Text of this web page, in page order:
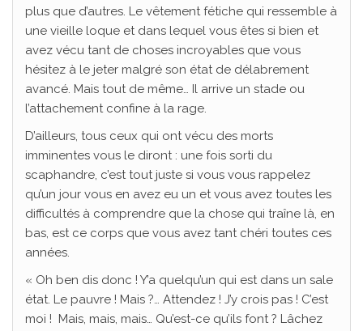
plus que d’autres. Le vêtement fétiche qui ressemble à
une vieille loque et dans lequel vous êtes si bien et
avez vécu tant de choses incroyables que vous
hésitez à le jeter malgré son état de délabrement
avancé. Mais tout de même… Il arrive un stade ou
l’attachement confine à la rage.
D’ailleurs, tous ceux qui ont vécu des morts
imminentes vous le diront : une fois sorti du
scaphandre, c’est tout juste si vous vous rappelez
qu’un jour vous en avez eu un et vous avez toutes les
difficultés à comprendre que la chose qui traîne là, en
bas, est ce corps que vous avez tant chéri toutes ces
années.
« Oh ben dis donc ! Y’a quelqu’un qui est dans un sale
état. Le pauvre ! Mais ?… Attendez ! J’y crois pas ! C’est
moi ! Mais, mais, mais… Qu’est-ce qu’ils font ? Lâchez